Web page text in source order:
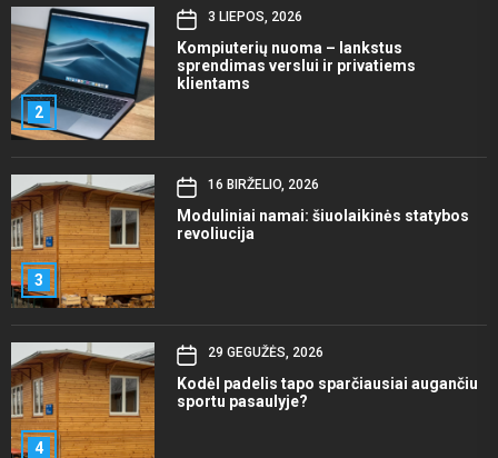
2
3 LIEPOS, 2026
Kompiuterių nuoma – lankstus
sprendimas verslui ir privatiems
klientams
3
16 BIRŽELIO, 2026
Moduliniai namai: šiuolaikinės statybos
revoliucija
4
29 GEGUŽĖS, 2026
Kodėl padelis tapo sparčiausiai augančiu
sportu pasaulyje?